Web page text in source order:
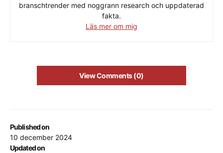
Published on
10 december 2024
Updated on
branschtrender med noggrann research och uppdaterad
fakta.
Läs mer om mig
View Comments (0)